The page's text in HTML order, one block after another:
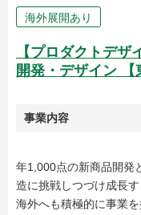
海外展開あり
【プロダクトデザ
開発・デザイン 【
事業内容
年1,000点の新商品開発
造に挑戦しつづけ成長
海外へも積極的に事業